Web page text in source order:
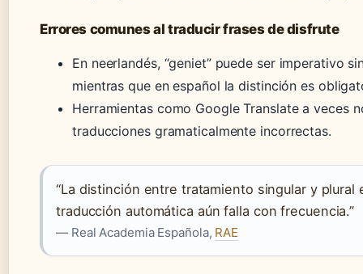
Errores comunes al traducir frases de disfrute
En neerlandés, “geniet” puede ser imperativo
mientras que en español la distinción es
Herramientas como Google Translate a veces
traducciones gramaticalmente incorrectas.
“La distinción entre tratamiento singular y plural
traducción automática aún falla con frecuencia.”
— Real Academia Española, RAE